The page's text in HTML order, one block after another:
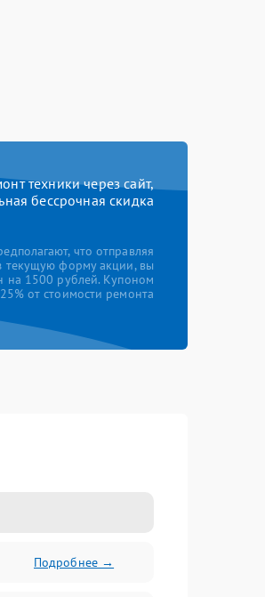
техники через сайт,
бессрочная скидка
что отправляя
текущую форму акции, вы
на 1500 рублей. Купоном
от стоимости ремонта
Подробнее →